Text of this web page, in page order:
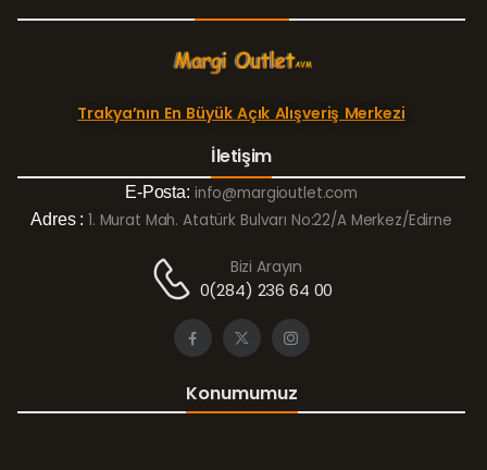
Trakya’nın En Büyük Açık Alışveriş Merkezi
İletişim
E-Posta: info@margioutlet.com
Adres : 1. Murat Mah. Atatürk Bulvarı No:22/A Merkez/Edirne
Bizi Arayın
0(284) 236 64 00
Konumumuz